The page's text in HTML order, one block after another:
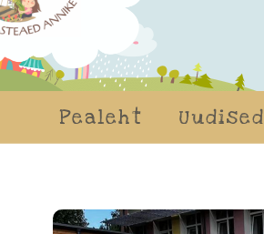
Pealeht Uudised